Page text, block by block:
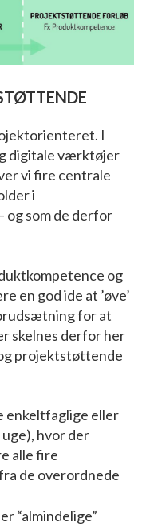
I
digitale værktøjer
vi fire centrale
i
som de derfor
og
en god ide at ’øve’
for at
skelnes derfor her
projektstøttende
eller
hvor der
alle fire
de overordnede
“almindelige”